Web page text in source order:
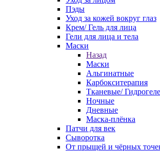
Пэды
Уход за кожей вокруг глаз
Крем/ Гель для лица
Гели для лица и тела
Маски
Назад
Маски
Альгинатные
Карбокситерапия
Тканевые/
Ночные
Дневные
Маска-плёнка
Патчи для век
Сыворотка
От прыщей и чёрных